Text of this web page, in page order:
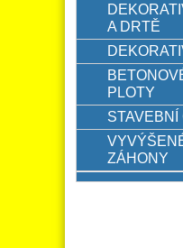
A DRTĚ
PLOTY
STAVEBNÍ
ZÁHONY